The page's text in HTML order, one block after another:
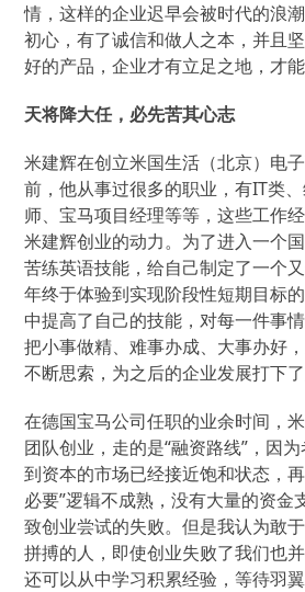
情，这样的企业迟早会被时代的浪
初心，有了诚信和做人之本，并且
好的产品，企业才有立足之地，才
天将降大任，必先苦其心志
米建辉在创立米国生活（北京）电
前，他从事过很多的职业，有IT类
师、宝马项目经理等等，这些工作
米建辉创业的动力。为了进入一个
苦练英语技能，给自己制定了一个
年终于体验到实现阶段性短期目标
中提高了自己的技能，对每一件事
把小事做精、难事办成、大事办好
不断思索，为之后的企业发展打下了
在德国宝马公司任职的业余时间，
团队创业，走的是“融资路线”，因
到资本的市场已经接近饱和状态，
必要”逻辑不成熟，没有大量的资金
致创业尝试的失败。但是我认为敢
拼搏的人，即使创业失败了我们也
还可以从中学习积累经验，等待羽